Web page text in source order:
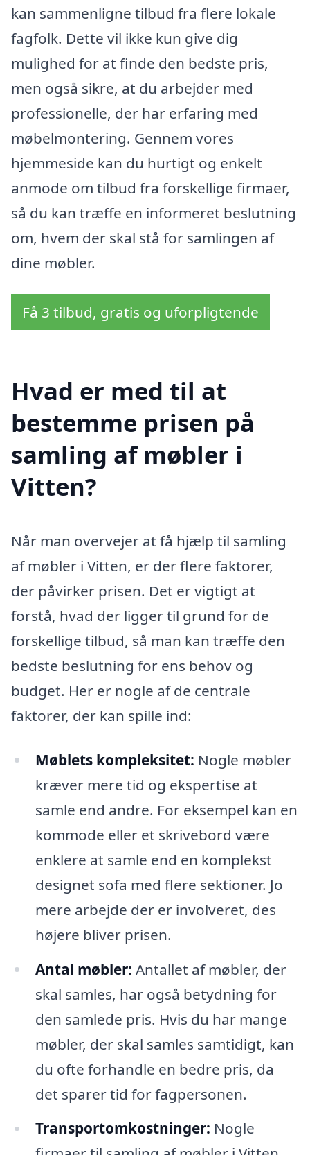
kan sammenligne tilbud fra flere lokale
fagfolk. Dette vil ikke kun give dig
mulighed for at finde den bedste pris,
men også sikre, at du arbejder med
professionelle, der har erfaring med
møbelmontering. Gennem vores
hjemmeside kan du hurtigt og enkelt
anmode om tilbud fra forskellige firmaer,
så du kan træffe en informeret beslutning
om, hvem der skal stå for samlingen af
dine møbler.
Få 3 tilbud, gratis og uforpligtende
Hvad er med til at
bestemme prisen på
samling af møbler i
Vitten?
Når man overvejer at få hjælp til samling
af møbler i Vitten, er der flere faktorer,
der påvirker prisen. Det er vigtigt at
forstå, hvad der ligger til grund for de
forskellige tilbud, så man kan træffe den
bedste beslutning for ens behov og
budget. Her er nogle af de centrale
faktorer, der kan spille ind:
Møblets kompleksitet: Nogle møbler
kræver mere tid og ekspertise at
samle end andre. For eksempel kan en
kommode eller et skrivebord være
enklere at samle end en komplekst
designet sofa med flere sektioner. Jo
mere arbejde der er involveret, des
højere bliver prisen.
Antal møbler: Antallet af møbler, der
skal samles, har også betydning for
den samlede pris. Hvis du har mange
møbler, der skal samles samtidigt, kan
du ofte forhandle en bedre pris, da
det sparer tid for fagpersonen.
Transportomkostninger: Nogle